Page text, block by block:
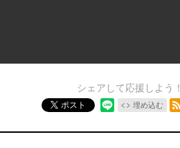
シェアして応援しよう！
ポスト 埋め込む